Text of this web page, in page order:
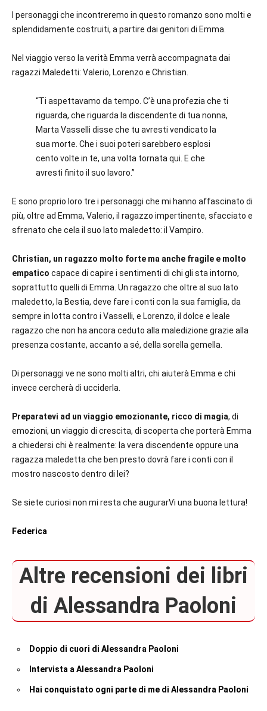
I personaggi che incontreremo in questo romanzo sono molti e
splendidamente costruiti, a partire dai genitori di Emma.
Nel viaggio verso la verità Emma verrà accompagnata dai
ragazzi Maledetti: Valerio, Lorenzo e Christian.
“Ti aspettavamo da tempo. C’è una profezia che ti
riguarda, che riguarda la discendente di tua nonna,
Marta Vasselli disse che tu avresti vendicato la
sua morte. Che i suoi poteri sarebbero esplosi
cento volte in te, una volta tornata qui. E che
avresti finito il suo lavoro.”
E sono proprio loro tre i personaggi che mi hanno affascinato di
più, oltre ad Emma, Valerio, il ragazzo impertinente, sfacciato e
sfrenato che cela il suo lato maledetto: il Vampiro.
Christian, un ragazzo molto forte ma anche fragile e molto
empatico capace di capire i sentimenti di chi gli sta intorno,
soprattutto quelli di Emma. Un ragazzo che oltre al suo lato
maledetto, la Bestia, deve fare i conti con la sua famiglia, da
sempre in lotta contro i Vasselli, e Lorenzo, il dolce e leale
ragazzo che non ha ancora ceduto alla maledizione grazie alla
presenza costante, accanto a sé, della sorella gemella.
Di personaggi ve ne sono molti altri, chi aiuterà Emma e chi
invece cercherà di ucciderla.
Preparatevi ad un viaggio emozionante, ricco di magia, di
emozioni, un viaggio di crescita, di scoperta che porterà Emma
a chiedersi chi è realmente: la vera discendente oppure una
ragazza maledetta che ben presto dovrà fare i conti con il
mostro nascosto dentro di lei?
Se siete curiosi non mi resta che augurarVi una buona lettura!
Federica
Altre recensioni dei libri
di Alessandra Paoloni
Doppio di cuori di Alessandra Paoloni
Intervista a Alessandra Paoloni
Hai conquistato ogni parte di me di Alessandra Paoloni